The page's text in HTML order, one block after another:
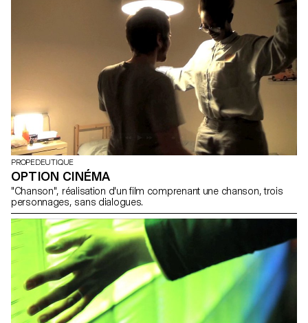
PROPEDEUTIQUE
OPTION CINÉMA
"Chanson", réalisation d'un film comprenant une chanson, trois
personnages, sans dialogues.